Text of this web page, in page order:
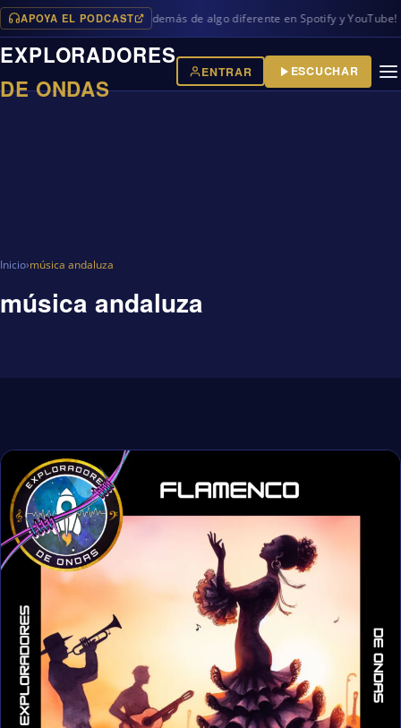
APOYA EL PODCAST
programas en iVoox, además de algo diferente en Spotify y YouTube!
EXPLORADORES
DE ONDAS
ENTRAR ESCUCHAR
Inicio›música andaluza
música andaluza